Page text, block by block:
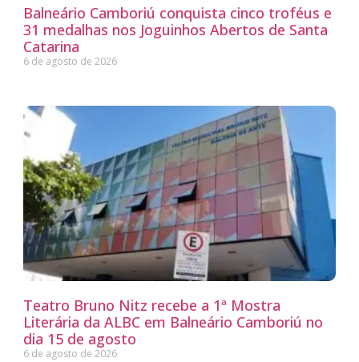
Balneário Camboriú conquista cinco troféus e
31 medalhas nos Joguinhos Abertos de Santa
Catarina
6 de agosto de 2026
Teatro Bruno Nitz recebe a 1ª Mostra
Literária da ALBC em Balneário Camboriú no
dia 15 de agosto
6 de agosto de 2026